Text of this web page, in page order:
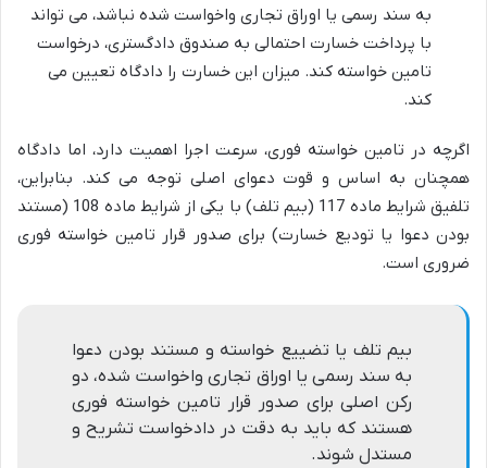
به سند رسمی یا اوراق تجاری واخواست شده نباشد، می تواند
با پرداخت خسارت احتمالی به صندوق دادگستری، درخواست
تامین خواسته کند. میزان این خسارت را دادگاه تعیین می
کند.
اگرچه در تامین خواسته فوری، سرعت اجرا اهمیت دارد، اما دادگاه
همچنان به اساس و قوت دعوای اصلی توجه می کند. بنابراین،
تلفیق شرایط ماده 117 (بیم تلف) با یکی از شرایط ماده 108 (مستند
بودن دعوا یا تودیع خسارت) برای صدور قرار تامین خواسته فوری
ضروری است.
بیم تلف یا تضییع خواسته و مستند بودن دعوا
به سند رسمی یا اوراق تجاری واخواست شده، دو
رکن اصلی برای صدور قرار تامین خواسته فوری
هستند که باید به دقت در دادخواست تشریح و
مستدل شوند.